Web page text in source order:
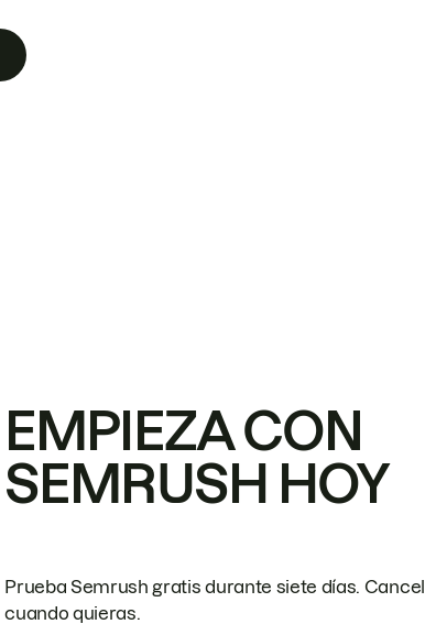
EMPIEZA CON
SEMRUSH HOY
Prueba Semrush gratis durante siete días.
cuando quieras.